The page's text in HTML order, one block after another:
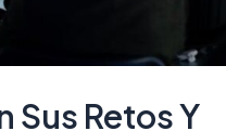
Sus Retos Y